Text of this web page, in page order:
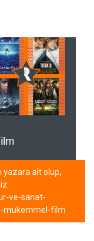
yazara ait olup,
ve-sanat-
mukemmel-film